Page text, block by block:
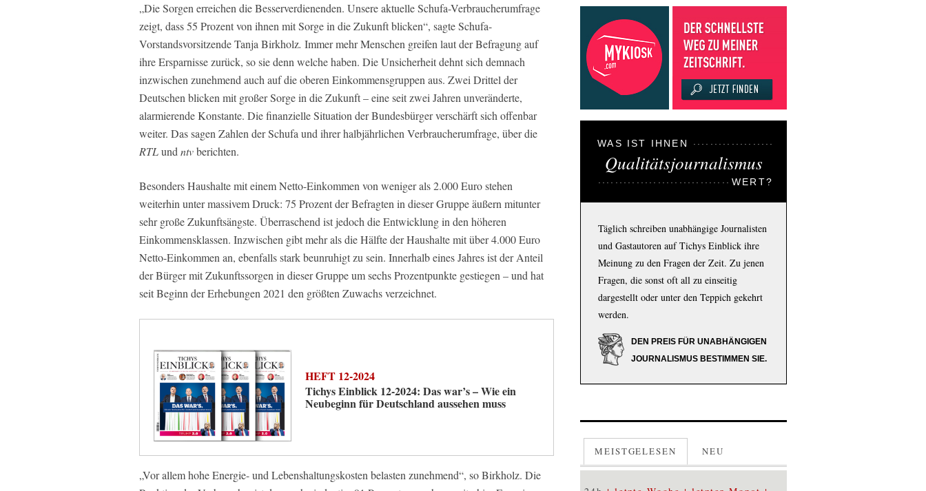
„Die Sorgen erreichen die Besserverdienenden. Unsere aktuelle Schufa-Verbraucherumfrage
zeigt, dass 55 Prozent von ihnen mit Sorge in die Zukunft blicken“, sagte Schufa-
Vorstandsvorsitzende Tanja Birkholz. Immer mehr Menschen greifen laut der Befragung auf
ihre Ersparnisse zurück, so sie denn welche haben. Die Unsicherheit dehnt sich demnach
inzwischen zunehmend auch auf die oberen Einkommensgruppen aus. Zwei Drittel der
Deutschen blicken mit großer Sorge in die Zukunft – eine seit zwei Jahren unveränderte,
alarmierende Konstante. Die finanzielle Situation der Bundesbürger verschärft sich offenbar
weiter. Das sagen Zahlen der Schufa und ihrer halbjährlichen Verbraucherumfrage, über die
RTLund ntvberichten.
Besonders Haushalte mit einem Netto-Einkommen von weniger als 2.000 Euro stehen
weiterhin unter massivem Druck: 75 Prozent der Befragten in dieser Gruppe äußern mitunter
sehr große Zukunftsängste. Überraschend ist jedoch die Entwicklung in den höheren
Einkommensklassen. Inzwischen gibt mehr als die Hälfte der Haushalte mit über 4.000 Euro
Netto-Einkommen an, ebenfalls stark beunruhigt zu sein. Innerhalb eines Jahres ist der Anteil
der Bürger mit Zukunftssorgen in dieser Gruppe um sechs Prozentpunkte gestiegen – und hat
seit Beginn der Erhebungen 2021 den größten Zuwachs verzeichnet.
HEFT 12-2024
Tichys Einblick 12-2024: Das war’s – Wie ein
Neubeginn für Deutschland aussehen muss
„Vor allem hohe Energie- und Lebenshaltungskosten belasten zunehmend“, so Birkholz. Die
WAS IST IHNEN
Qualitätsjournalismus
WERT?
Täglich schreiben unabhängige Journalisten
und Gastautoren auf Tichys Einblick ihre
Meinung zu den Fragen der Zeit. Zu jenen
Fragen, die sonst oft all zu einseitig
dargestellt oder unter den Teppich gekehrt
werden.
DEN PREIS FÜR UNABHÄNGIGEN
JOURNALISMUS BESTIMMEN SIE.
MEISTGELESEN NEU